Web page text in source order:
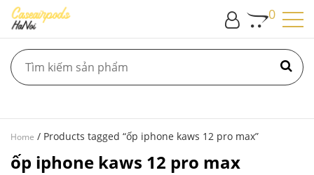
0
Home / Products tagged “ốp iphone kaws 12 pro max”
ốp iphone kaws 12 pro max